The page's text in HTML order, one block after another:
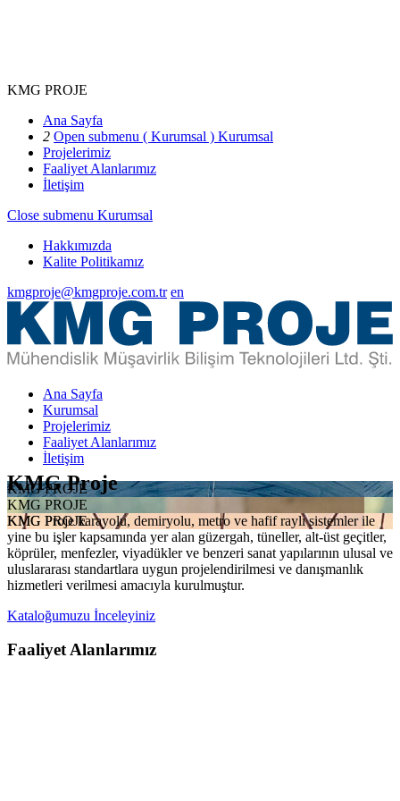
KMG PROJE
Ana Sayfa
2 Open submenu ( Kurumsal ) Kurumsal
Projelerimiz
Faaliyet Alanlarımız
İletişim
Close submenu Kurumsal
Hakkımızda
Kalite Politikamız
kmgproje@kmgproje.com.tr en
Ana Sayfa
Kurumsal
Projelerimiz
Faaliyet Alanlarımız
İletişim
KMG PROJE
KMG PROJE
KMG PROJE
KMG Proje
KMG Proje karayolu, demiryolu, metro ve hafif raylı sistemler ile
yine bu işler kapsamında yer alan güzergah, tüneller, alt-üst geçitler,
köprüler, menfezler, viyadükler ve benzeri sanat yapılarının ulusal ve
uluslararası standartlara uygun projelendirilmesi ve danışmanlık
hizmetleri verilmesi amacıyla kurulmuştur.
Kataloğumuzu İnceleyiniz
Faaliyet Alanlarımız